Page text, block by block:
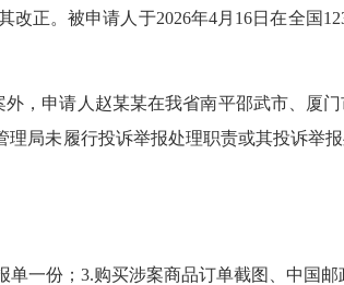
正。被申请人于2026年4月16日在全国
申请人赵某某在我省南平邵武市、厦
局未履行投诉举报处理职责或其投诉举
份；3.购买涉案商品订单截图、中国